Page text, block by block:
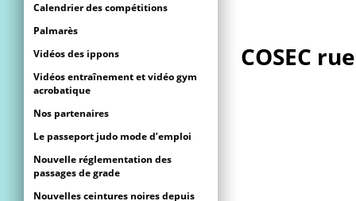
COSEC
Calendrier des compétitions
Palmarès
Vidéos des ippons
Vidéos entraînement et vidéo gym
acrobatique
Nos partenaires
Le passeport judo mode d’emploi
Nouvelle réglementation des
passages de grade
Nouvelles ceintures noires depuis